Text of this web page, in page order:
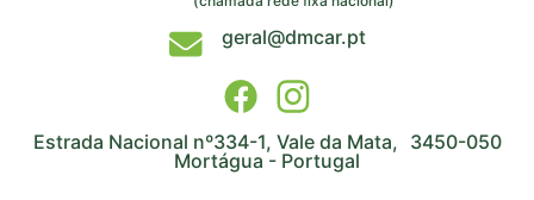
geral@dmcar.pt
Estrada Nacional nº334-1, Vale da Mata, 3450-050
Mortágua - Portugal